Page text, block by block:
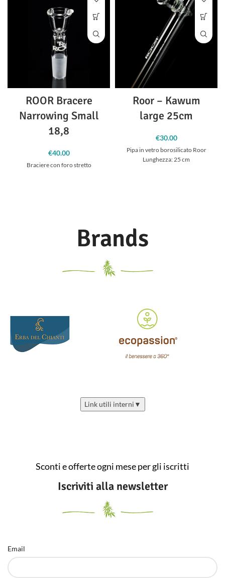
ROOR Bracere
Narrowing Small
18,8
€40.00
Braciere con foro stretto
Roor – Kawum
large 25cm
€30.00
Pipa in vetro borosilicato Roor
Lunghezza: 25 cm
Brands
Link utili interni ▼
Sconti e offerte ogni mese per gli iscritti
Iscriviti alla newsletter
Email